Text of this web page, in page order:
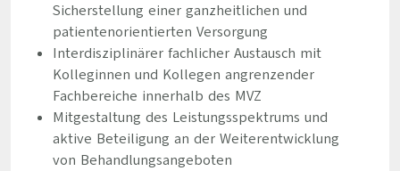
Sicherstellung einer ganzheitlichen und
patientenorientierten Versorgung
Interdisziplinärer fachlicher Austausch mit
Kolleginnen und Kollegen angrenzender
Fachbereiche innerhalb des MVZ
Mitgestaltung des Leistungsspektrums und
aktive Beteiligung an der Weiterentwicklung
von Behandlungsangeboten